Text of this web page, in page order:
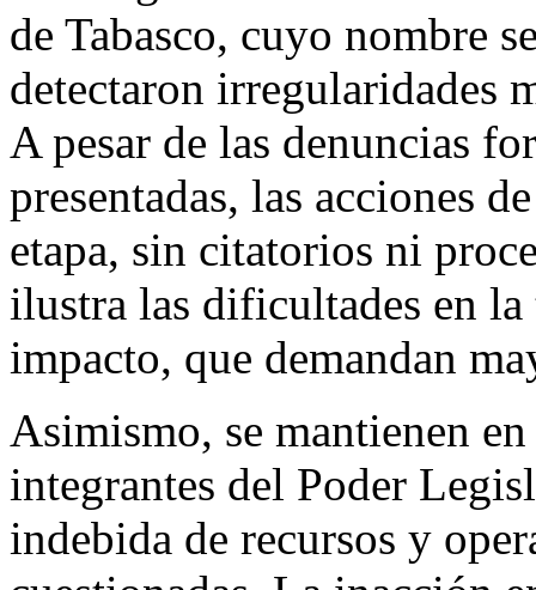
de Tabasco, cuyo nombre
detectaron irregularidades
A pesar de las denuncias
presentadas, las acciones
etapa, sin citatorios ni
ilustra las dificultades en
impacto, que demandan
Asimismo, se mantienen
integrantes del Poder
indebida de recursos y